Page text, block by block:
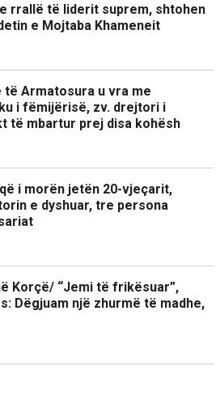
rrallë të liderit suprem, shtohen
e Mojtaba Khameneit
Armatosura u vra me
i fëmijërisë, zv. drejtori i
të mbartur prej disa kohësh
i morën jetën 20-vjeçarit,
e dyshuar, tre persona
Korçë/ “Jemi të frikësuar”,
Dëgjuam një zhurmë të madhe,